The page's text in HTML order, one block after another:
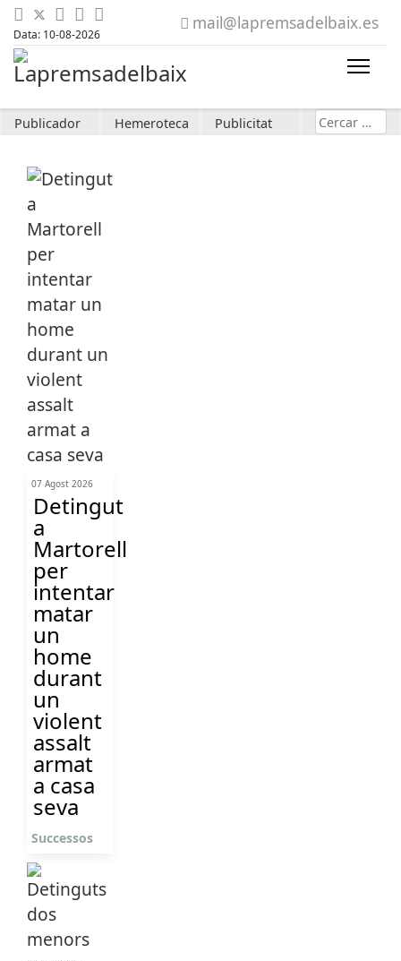
Data: 10-08-2026
mail@lapremsadelbaix.es
Publicador Hemeroteca Publicitat Cerca
07 Agost 2026
Detingut
a
Martorell
per
intentar
matar
un
home
durant
un
violent
assalt
armat
a casa
seva
Successos